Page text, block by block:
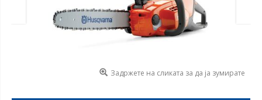
Задржете на сликата за да ја зумирате